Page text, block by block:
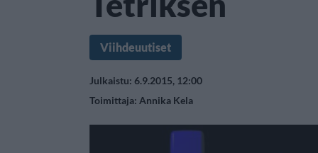
Viihdeuutiset
Julkaistu: 6.9.2015, 12:00
Toimittaja: Annika Kela